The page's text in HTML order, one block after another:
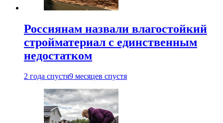
Россиянам назвали влагостойкий
стройматериал с единственным
недостатком
2 года спустя9 месяцев спустя